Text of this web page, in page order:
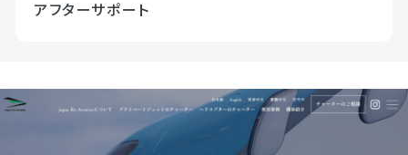
アフターサポート